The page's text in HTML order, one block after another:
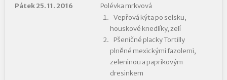
Pátek 25. 11. 2016
Polévka mrkvová
Vepřová kýta po selsku,
houskové knedlíky, zelí
Pšeničné placky Tortilly
plněné mexickými fazolemi,
zeleninou a paprikovým
dresinkem